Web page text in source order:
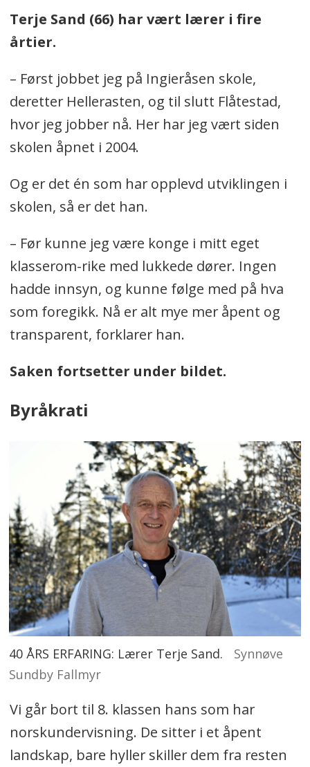
Terje Sand (66) har vært lærer i fire
årtier.
– Først jobbet jeg på Ingieråsen skole,
deretter Hellerasten, og til slutt Flåtestad,
hvor jeg jobber nå. Her har jeg vært siden
skolen åpnet i 2004.
Og er det én som har opplevd utviklingen i
skolen, så er det han.
– Før kunne jeg være konge i mitt eget
klasserom-rike med lukkede dører. Ingen
hadde innsyn, og kunne følge med på hva
som foregikk. Nå er alt mye mer åpent og
transparent, forklarer han.
Saken fortsetter under bildet.
Byråkrati
40 ÅRS ERFARING: Lærer Terje Sand.
Synnøve
Sundby Fallmyr
Vi går bort til 8. klassen hans som har
norskundervisning. De sitter i et åpent
landskap, bare hyller skiller dem fra resten